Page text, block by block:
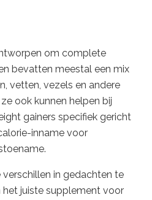
om complete
bevatten meestal een mix
vetten, vezels en andere
ook kunnen helpen bij
gainers specifiek gericht
inname voor
in gedachten te
het juiste supplement voor